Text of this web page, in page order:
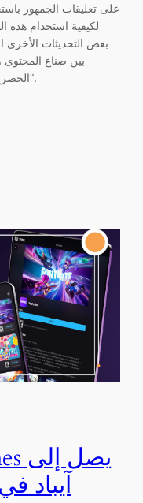
على تعليقات الجمهور
لكيفية استخدام هذه
بعض التحديثات الأخرى
بين صناع
الحصرية والمساحات الشبيهة بـ”ديسكورد”.
آيباد